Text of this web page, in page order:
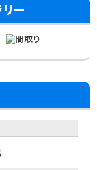
ー